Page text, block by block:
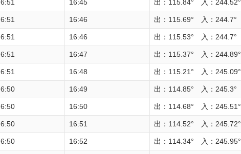
6:51 16:45 出：115.84° 入：244.52°
6:51 16:46 出：115.69° 入：244.7°
6:51 16:46 出：115.53° 入：244.7°
6:51 16:47 出：115.37° 入：244.89°
6:51 16:48 出：115.21° 入：245.09°
6:50 16:49 出：114.85° 入：245.3°
6:50 16:50 出：114.68° 入：245.51°
6:50 16:51 出：114.52° 入：245.72°
6:50 16:52 出：114.34° 入：245.95°